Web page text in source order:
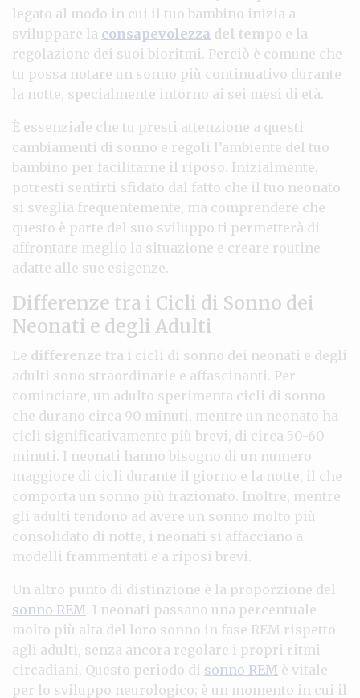
legato al modo in cui il tuo bambino inizia a
sviluppare la consapevolezza del tempo e la
regolazione dei suoi bioritmi. Perciò è comune che
tu possa notare un sonno più continuativo durante
la notte, specialmente intorno ai sei mesi di età.
È essenziale che tu presti attenzione a questi
cambiamenti di sonno e regoli l’ambiente del tuo
bambino per facilitarne il riposo. Inizialmente,
potresti sentirti sfidato dal fatto che il tuo neonato
si sveglia frequentemente, ma comprendere che
questo è parte del suo sviluppo ti permetterà di
affrontare meglio la situazione e creare routine
adatte alle sue esigenze.
Differenze tra i Cicli di Sonno dei
Neonati e degli Adulti
Le differenze tra i cicli di sonno dei neonati e degli
adulti sono straordinarie e affascinanti. Per
cominciare, un adulto sperimenta cicli di sonno
che durano circa 90 minuti, mentre un neonato ha
cicli significativamente più brevi, di circa 50-60
minuti. I neonati hanno bisogno di un numero
maggiore di cicli durante il giorno e la notte, il che
comporta un sonno più frazionato. Inoltre, mentre
gli adulti tendono ad avere un sonno molto più
consolidato di notte, i neonati si affacciano a
modelli frammentati e a riposi brevi.
Un altro punto di distinzione è la proporzione del
sonno REM. I neonati passano una percentuale
molto più alta del loro sonno in fase REM rispetto
agli adulti, senza ancora regolare i propri ritmi
circadiani. Questo periodo di sonno REM è vitale
per lo sviluppo neurologico; è un momento in cui il